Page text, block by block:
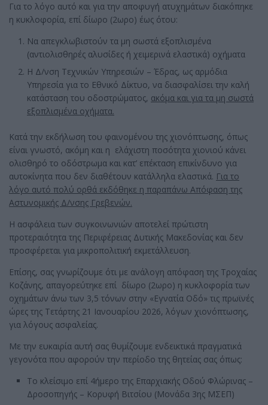
Για το λόγο αυτό και για την αποφυγή ατυχημάτων διακόπηκε
η κυκλοφορία, επί δίωρο (2ωρο) έως ότου:
Να απεγκλωβιστούν τα μη σωστά εξοπλισμένα
(αντιολισθηρές αλυσίδες ή χειμερινά ελαστικά) οχήματα
Η Δ/νση Τεχνικών Υπηρεσιών – Έδρας, ως αρμόδια
Υπηρεσία για το Εθνικό Δίκτυο, να διασφαλίσει την καλή
κατάσταση του οδοστρώματος, ακόμα και για τα μη σωστά
εξοπλισμένα οχήματα.
Κατά την εκδήλωση του φαινομένου της χιονόπτωσης, όπως
είναι γνωστό, ακόμη και η ελάχιστη ποσότητα χιονιού κάνει
ολισθηρό το οδόστρωμα και κατ’ επέκταση επικίνδυνο για
αυτοκίνητα που δεν διαθέτουν κατάλληλα ελαστικά. Για το
λόγο αυτό πολύ ορθά εκδόθηκε η παραπάνω Απόφαση της
Αστυνομικής Δ/νσης Γρεβενών.
Η ασφάλεια των συγκοινωνιών αποτελεί πρώτιστη
προτεραιότητα της Περιφέρειας Δυτικής Μακεδονίας και δεν
προσφέρεται για μικροπολιτική εκμετάλλευση.
Επίσης, σας γνωρίζουμε ότι με ανάλογη απόφαση της Τροχαίας
Κοζάνης, απαγορεύτηκε επί δίωρο (2ωρο) η κυκλοφορία των
οχημάτων άνω των 3,5 τόνων στην «Εγνατία Οδό» τις πρωϊνές
ώρες της Τετάρτης 21 Ιανουαρίου 2026, λόγων χιονόπτωσης,
για λόγους ασφαλείας.
Με την ευκαιρία αυτή σας θυμίζουμε ενδεικτικά πραγματικά
γεγονότα που αφορούν την περίοδο της θητείας σας όπως:
Το κλείσιμο επί 4ήμερο της Επαρχιακής Οδού Φλώρινας –
Δροσοπηγής – Κορυφή Βιτσίου (Μονάδα 3ης ΜΣΕΠ)